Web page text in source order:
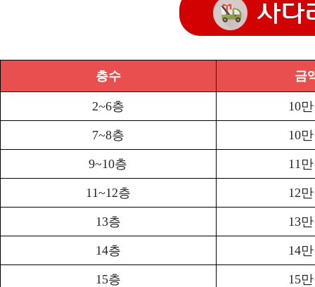
층수 금
2~6층 10
7~8층 10
9~10층 11
11~12층 12
13층 13
14층 14
15층 15